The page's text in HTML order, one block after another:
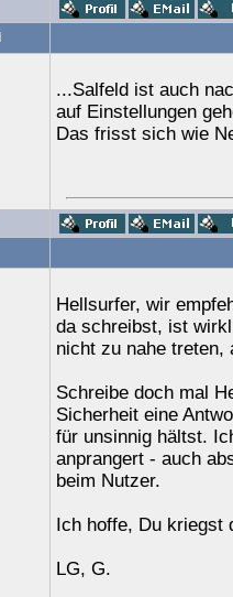
...Salfeld ist auch
auf Einstellungen
Das frisst sich wie
Hellsurfer, wir
da schreibst, ist
nicht zu nahe treten,
Schreibe doch mal
Sicherheit eine
für unsinnig hältst.
anprangert - auch
beim Nutzer.
Ich hoffe, Du kriegst
LG, G.